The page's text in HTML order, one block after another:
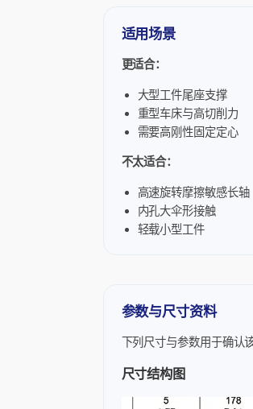
适用场景
更适合：
大型工件尾座支撑
重型车床与高切削力
需要高刚性固定定心
不太适合：
高速旋转摩擦敏感长轴
内孔大伞形接触
轻载小型工件
参数与尺寸资料
下列尺寸与参数用于确认
尺寸结构图